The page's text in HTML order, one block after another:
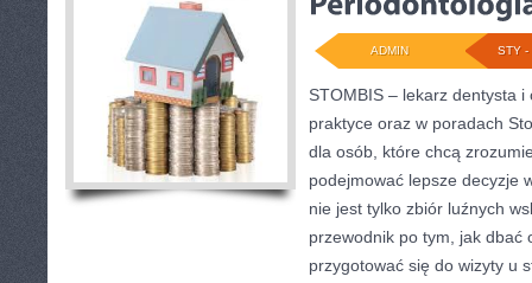
STY -
ADMIN
STOMBIS – lekarz dentysta
praktyce oraz w poradach
dla osób, które chcą
podejmować lepsze decyzje
nie jest tylko zbiór luźnych
przewodnik po tym, jak dbać
przygotować się do wizyty u